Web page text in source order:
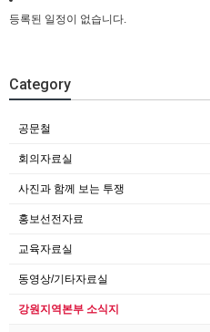
등록된 일정이 없습니다.
Category
공문철
회의자료실
사진과 함께 보는 투쟁
홍보선전자료
교육자료실
동영상/기타자료실
강원지역본부 소식지